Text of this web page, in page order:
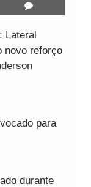
Lateral
novo reforço
para
durante